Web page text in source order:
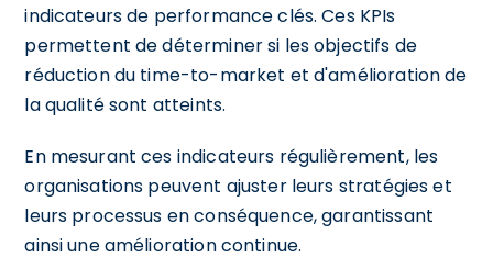
indicateurs de performance clés. Ces KPIs
permettent de déterminer si les objectifs de
réduction du time-to-market et d'amélioration de
la qualité sont atteints.
En mesurant ces indicateurs régulièrement, les
organisations peuvent ajuster leurs stratégies et
leurs processus en conséquence, garantissant
ainsi une amélioration continue.